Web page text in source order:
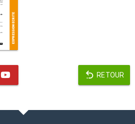
RETOUR